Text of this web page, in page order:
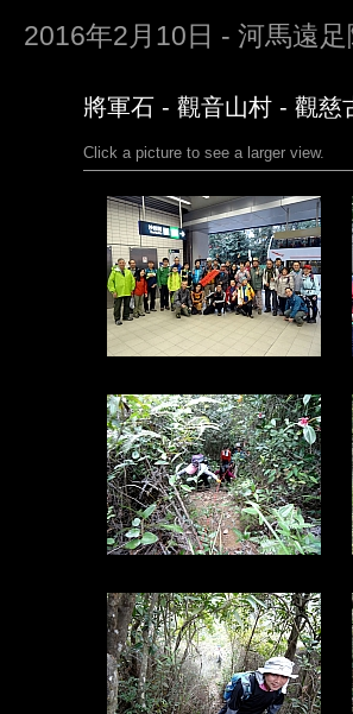
2016年2月10日 - 河馬遠
將軍石 - 觀音山村 - 觀慈
Click a picture to see a larger view.